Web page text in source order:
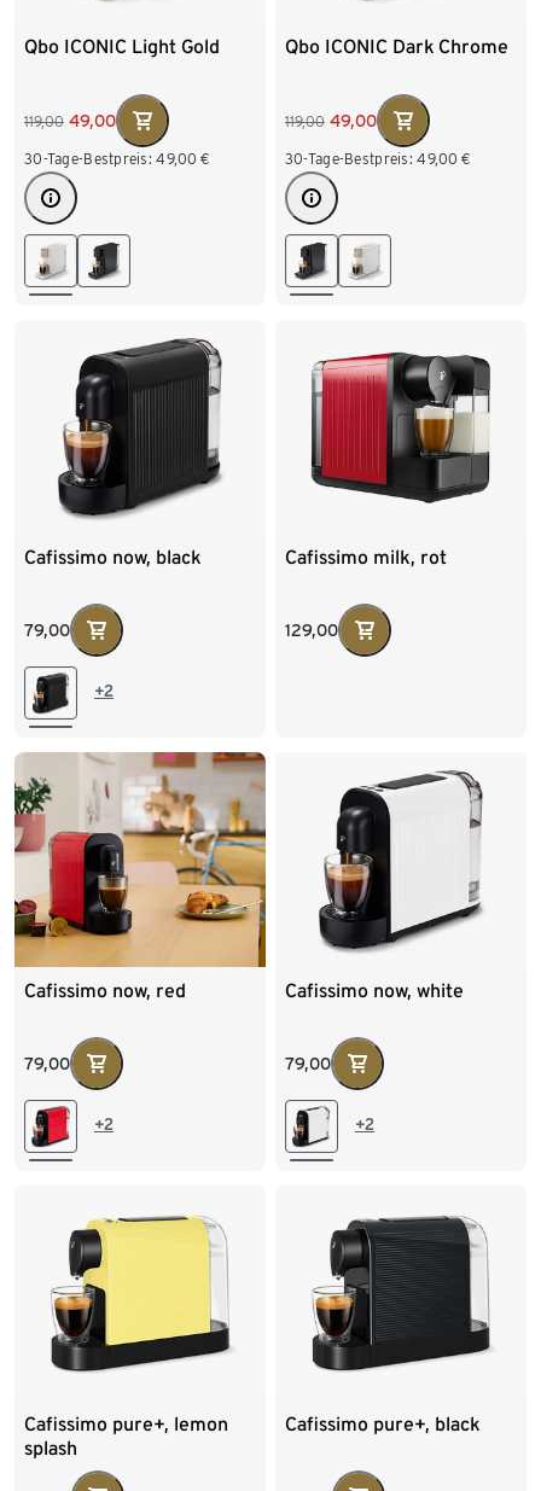
Qbo ICONIC Light Gold
119,00 49,00
30-Tage-Bestpreis: 49,00 €
Qbo ICONIC Dark Chrome
119,00 49,00
30-Tage-Bestpreis: 49,00 €
Cafissimo now, black
79,00
+2
Cafissimo milk, rot
129,00
Cafissimo now, red
79,00
+2
Cafissimo now, white
79,00
+2
Cafissimo pure+, lemon
splash
Cafissimo pure+, black